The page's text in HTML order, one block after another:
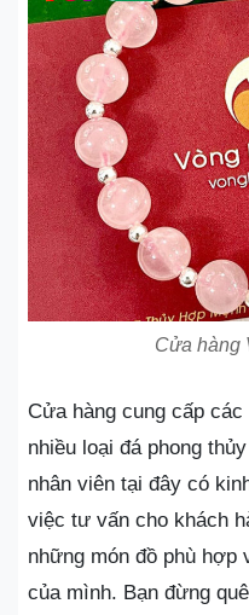
Cửa hàng
Cửa hàng cung cấp
nhiều loại đá phong
nhân viên tại đây có
việc tư vấn cho khách
những món đồ phù hợp
của mình. Bạn đừng